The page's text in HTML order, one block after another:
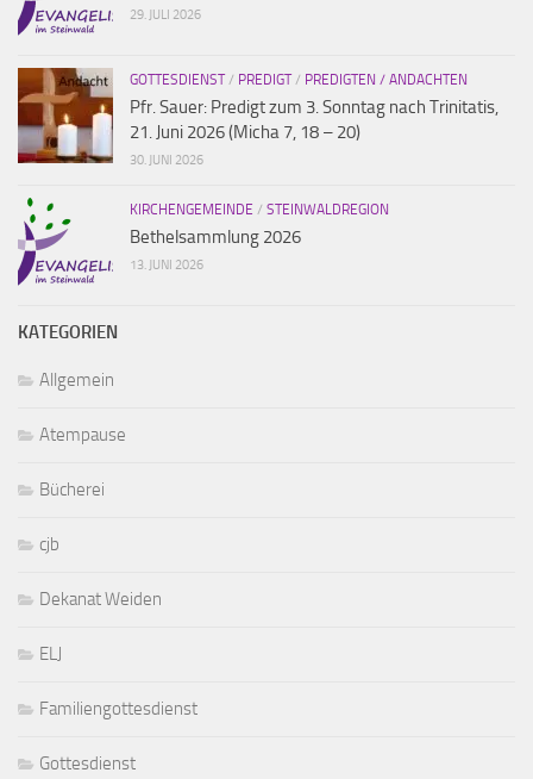
29. JULI 2026
GOTTESDIENST/ PREDIGT/ PREDIGTEN / ANDACHTEN
Pfr. Sauer: Predigt zum 3. Sonntag nach Trinitatis,
21. Juni 2026 (Micha 7, 18 – 20)
30. JUNI 2026
KIRCHENGEMEINDE / STEINWALDREGION
Bethelsammlung 2026
13. JUNI 2026
KATEGORIEN
Allgemein
Atempause
Bücherei
cjb
Dekanat Weiden
ELJ
Familiengottesdienst
Gottesdienst